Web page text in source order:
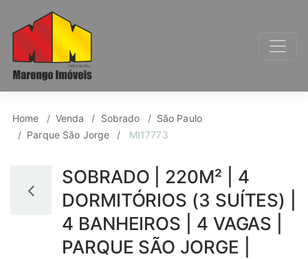
Sobrado para
Home Venda Sobrado
São Paulo
Parque São Jorge
MI17773
SOBRADO | 220M² | 4
DORMITÓRIOS (3 SUÍTES) |
4 BANHEIROS | 4 VAGAS |
PARQUE SÃO JORGE |